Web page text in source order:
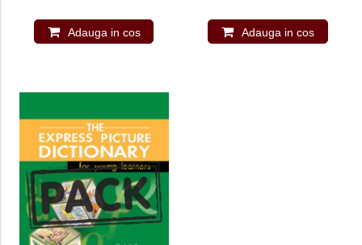
Adauga in cos Adauga in cos